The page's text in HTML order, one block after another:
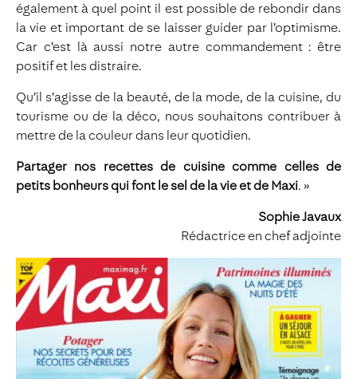
également à quel point il est possible de rebondir dans
la vie et important de se laisser guider par l’optimisme.
Car c’est là aussi notre autre commandement : être
positif et les distraire.
Qu’il s’agisse de la beauté, de la mode, de la cuisine, du
tourisme ou de la déco, nous souhaitons contribuer à
mettre de la couleur dans leur quotidien.
Partager nos recettes de cuisine comme celles de
petits bonheurs qui font le sel de la vie et de Maxi. »
Sophie Javaux
Rédactrice en chef adjointe